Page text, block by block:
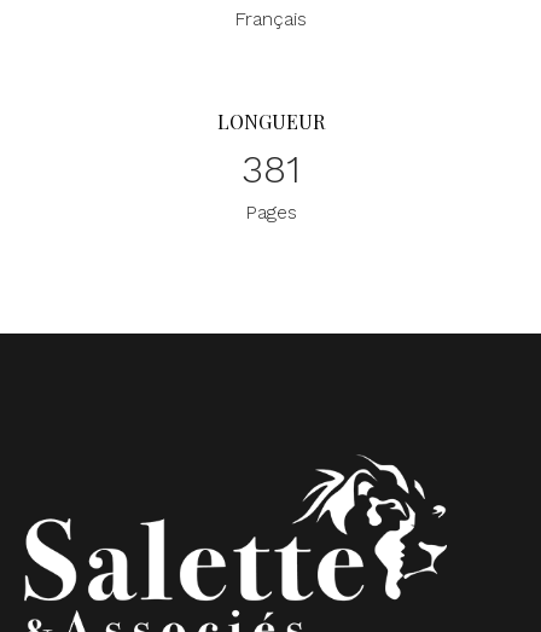
Français
LONGUEUR
381
Pages